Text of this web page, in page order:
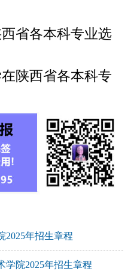
省各本科专业选
陕西省各本科专
2025年招生章程
学院2025年招生章程